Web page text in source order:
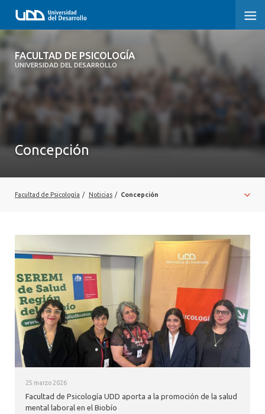
FACULTAD DE PSICOLOGÍA
UNIVERSIDAD DEL DESARROLLO
FACULTAD DE PSICOLOGÍA
ALUMNI PSICOLOGÍA UDD
SERVICIO DE PSICOLOGÍA INTEGRAL
Concepción
Facultad de Psicología / Noticias / Concepción
25 marzo 2026
Facultad de Psicología UDD aporta a la promoción de la salud
mental laboral en el Biobío